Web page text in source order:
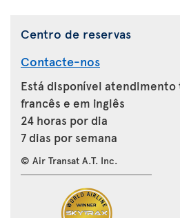
Centro de reservas
Contacte-nos
Está disponível
francês e em inglês
24 horas por dia
7 dias por semana
© Air Transat A.T. Inc.